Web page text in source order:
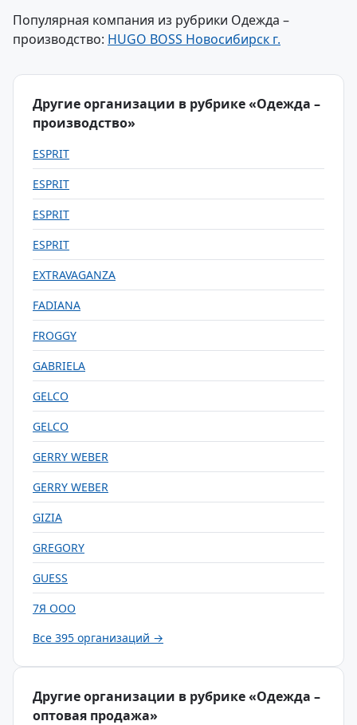
Популярная компания из рубрики Одежда –
производство: HUGO BOSS Новосибирск г.
Другие организации в рубрике «Одежда –
производство»
ESPRIT
ESPRIT
ESPRIT
ESPRIT
EXTRAVAGANZA
FADIANA
FROGGY
GABRIELA
GELCO
GELCO
GERRY WEBER
GERRY WEBER
GIZIA
GREGORY
GUESS
7Я ООО
Все 395 организаций →
Другие организации в рубрике «Одежда –
оптовая продажа»